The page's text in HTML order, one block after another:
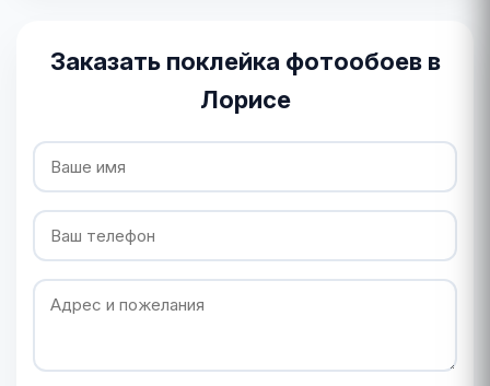
Заказать поклейка фотообоев в
Лорисе